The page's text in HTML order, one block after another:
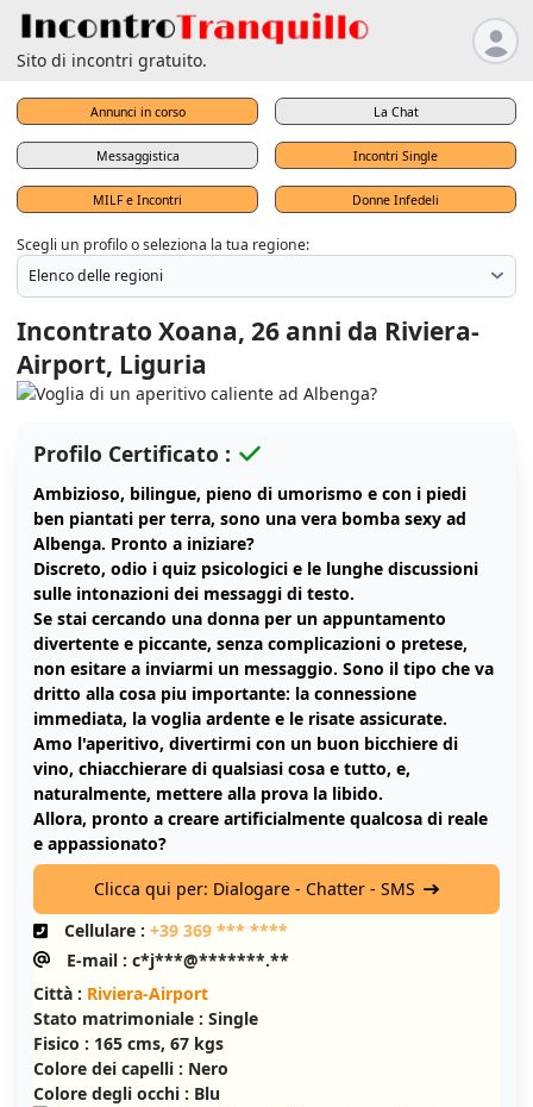
Sito di incontri gratuito.
Annunci in corso La Chat
Messaggistica Incontri Single
MILF e Incontri Donne Infedeli
Scegli un profilo o seleziona la tua regione:
Incontrato Xoana, 26 anni da Riviera-
Airport, Liguria
Profilo Certificato :
Ambizioso, bilingue, pieno di umorismo e con i piedi
ben piantati per terra, sono una vera bomba sexy ad
Albenga. Pronto a iniziare?
Discreto, odio i quiz psicologici e le lunghe discussioni
sulle intonazioni dei messaggi di testo.
Se stai cercando una donna per un appuntamento
divertente e piccante, senza complicazioni o pretese,
non esitare a inviarmi un messaggio. Sono il tipo che va
dritto alla cosa piu importante: la connessione
immediata, la voglia ardente e le risate assicurate.
Amo l'aperitivo, divertirmi con un buon bicchiere di
vino, chiacchierare di qualsiasi cosa e tutto, e,
naturalmente, mettere alla prova la libido.
Allora, pronto a creare artificialmente qualcosa di reale
e appassionato?
Clicca qui per: Dialogare - Chatter - SMS
Cellulare : +39 369 *** ****
E-mail : c*j***@*******.**
Città : Riviera-Airport
Stato matrimoniale : Single
Fisico : 165 cms, 67 kgs
Colore dei capelli : Nero
Colore degli occhi : Blu